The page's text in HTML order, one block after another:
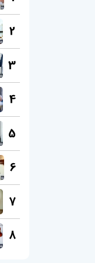
2
3
4
5
6
7
8